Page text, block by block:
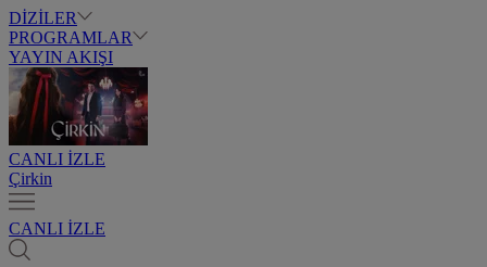
DİZİLER
PROGRAMLAR
YAYIN AKIŞI
CANLI İZLE
Çirkin
CANLI İZLE